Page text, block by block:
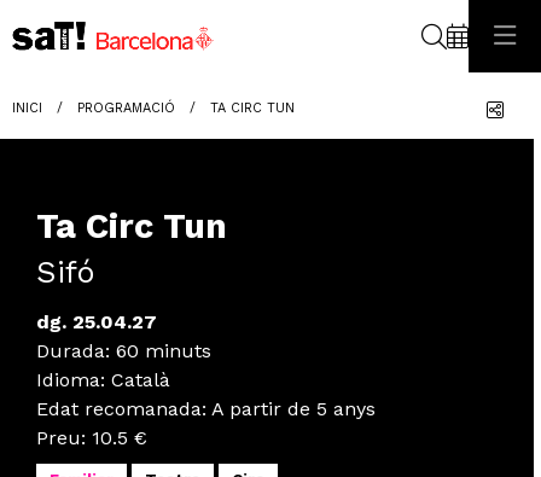
INICI PROGRAMACIÓ TA CIRC TUN
Ta Circ Tun
Sifó
dg. 25.04.27
Durada: 60 minuts
Idioma: Català
Edat recomanada: A partir de 5 anys
Preu: 10.5 €